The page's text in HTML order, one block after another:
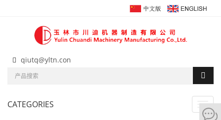
qiutq@yltn.con
CATEGORIES